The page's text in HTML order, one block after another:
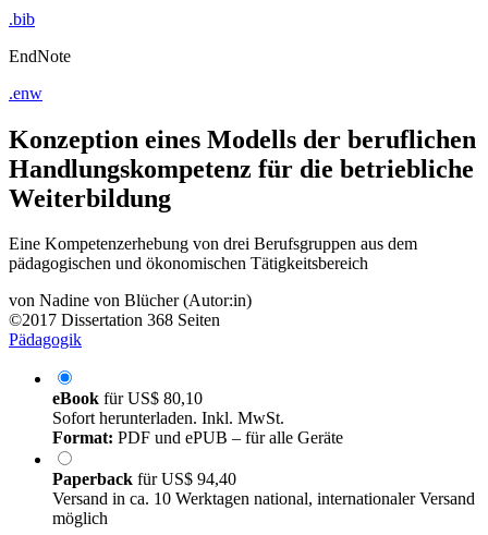
.bib
EndNote
.enw
Konzeption eines Modells der beruflichen
Handlungskompetenz für die betriebliche
Weiterbildung
Eine Kompetenzerhebung von drei Berufsgruppen aus dem
pädagogischen und ökonomischen Tätigkeitsbereich
von Nadine von Blücher (Autor:in)
©2017 Dissertation 368 Seiten
Pädagogik
eBook fürUS$ 80,10
Sofort herunterladen. Inkl. MwSt.
Format: PDF und ePUB – für alle Geräte
Paperback fürUS$ 94,40
Versand in ca. 10 Werktagen national, internationaler Versand
möglich